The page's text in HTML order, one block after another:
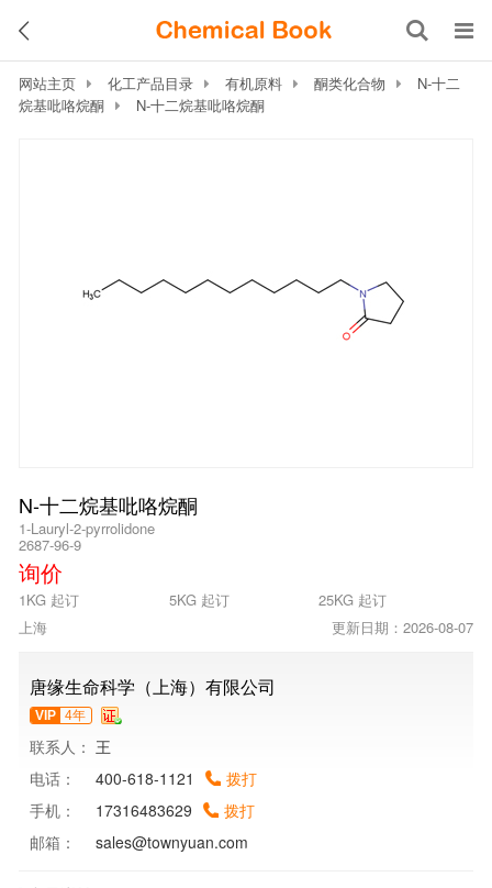
网站主页 化工产品目录 有机原料 酮类化合物
N-十二
烷基吡咯烷酮
N-十二烷基吡咯烷酮
N-十二烷基吡咯烷酮
1-Lauryl-2-pyrrolidone
2687-96-9
询价
1KG 起订 5KG 起订
25KG 起订
上海
更新日期：2026-08-07
唐缘生命科学（上海）有限公司
VIP 4年
联系人： 王
电话：
400-618-1121
拨打
手机：
17316483629
拨打
邮箱：
sales@townyuan.com